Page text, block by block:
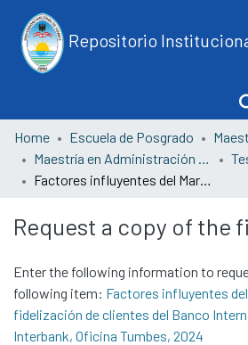
Repositorio
Home Escuela de Posgrado
Maestría en Administración y Gestión Empresarial
Factores influyentes del Marketing digital en la fidelización de clientes del Banco Internacional del Perú - Interbank, Oficina Tumbes, 2024
Request a copy of the
Enter the following information to
following item: Factores influyentes
fidelización de clientes del Banco
Interbank, Oficina Tumbes, 2024